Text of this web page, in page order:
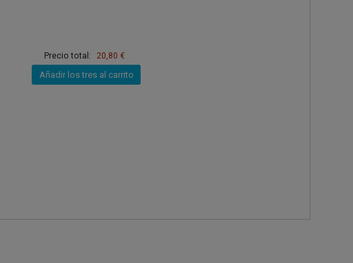
Precio total: 20,80 €
Añadir los tres al carrito